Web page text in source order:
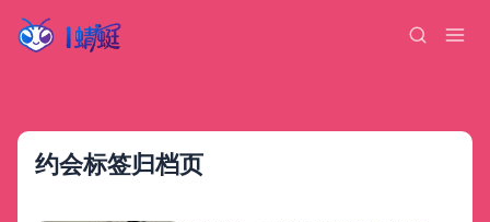
约会标签归档页